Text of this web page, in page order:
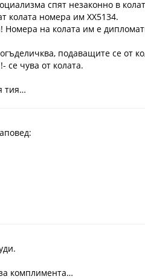
спят незаконно в
колата номера им ХХ5134.
Номера на колата им е
подаващите се от
се чува от колата.
тия…
комплимента…